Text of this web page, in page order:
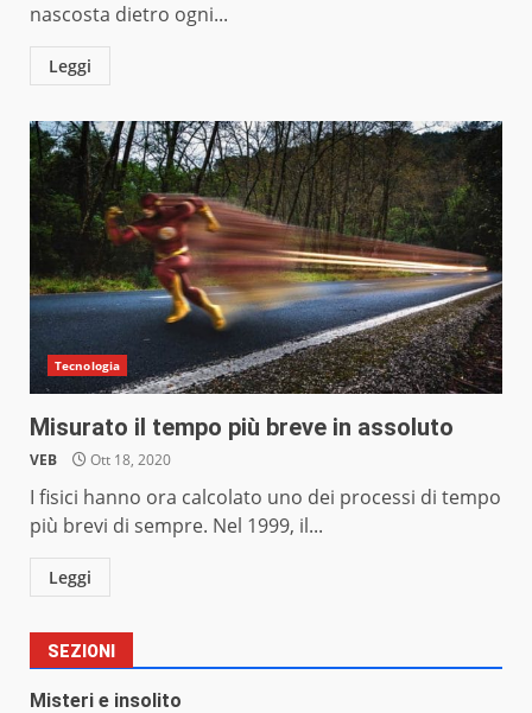
nascosta dietro ogni...
Leggi
Tecnologia
Misurato il tempo più breve in assoluto
VEB Ott 18, 2020
I fisici hanno ora calcolato uno dei processi di tempo
più brevi di sempre. Nel 1999, il...
Leggi
SEZIONI
Misteri e insolito